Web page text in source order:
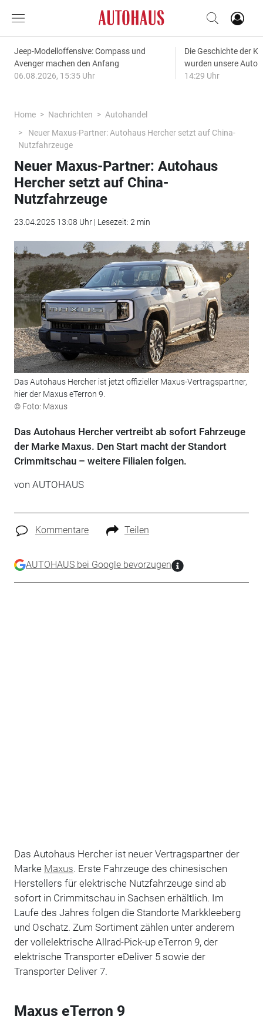
Jeep-Modelloffensive: Compass und
Avenger machen den Anfang
06.08.2026, 15:35 Uhr
Die Geschichte der
wurden unsere
14:29 Uhr
Home Nachrichten
Autohandel
Neuer Maxus-Partner: Autohaus Hercher setzt auf China-
Nutzfahrzeuge
Neuer Maxus-Partner: Autohaus
Hercher setzt auf China-
Nutzfahrzeuge
23.04.2025 13:08 Uhr | Lesezeit: 2 min
Das Autohaus Hercher ist jetzt offizieller Maxus-Vertragspartner,
hier der Maxus eTerron 9.
© Foto: Maxus
Das Autohaus Hercher vertreibt ab sofort Fahrzeuge
der Marke Maxus. Den Start macht der Standort
Crimmitschau – weitere Filialen folgen.
von AUTOHAUS
Kommentare Teilen
AUTOHAUS bei Google bevorzugen
Das Autohaus Hercher ist neuer Vertragspartner der
Marke Maxus. Erste Fahrzeuge des chinesischen
Herstellers für elektrische Nutzfahrzeuge sind ab
sofort in Crimmitschau in Sachsen erhältlich. Im
Laufe des Jahres folgen die Standorte Markkleeberg
und Oschatz. Zum Sortiment zählen unter anderem
der vollelektrische Allrad-Pick-up eTerron 9, der
elektrische Transporter eDeliver 5 sowie der
Transporter Deliver 7.
Maxus eTerron 9